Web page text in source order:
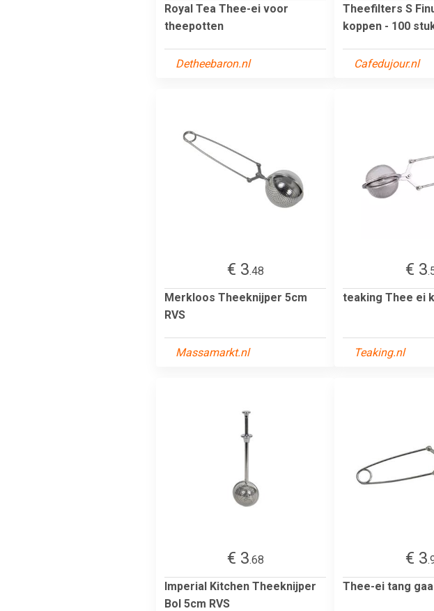
Royal Tea Thee-ei voor
theepotten
Detheebaron.nl
Theefilters S
koppen - 100
Cafedujour.nl
€ 3.48
Merkloos Theeknijper 5cm
RVS
Massamarkt.nl
€ 3
teaking Thee ei
Teaking.nl
€ 3.68
Imperial Kitchen Theeknijper
Bol 5cm RVS
€ 3
Thee-ei tang